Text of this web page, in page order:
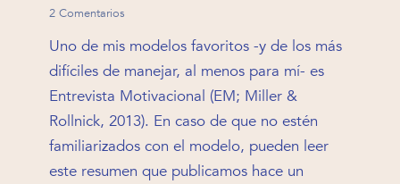
2 Comentarios
Uno de mis modelos favoritos -y de los más
difíciles de manejar, al menos para mí- es
Entrevista Motivacional (EM; Miller &
Rollnick, 2013). En caso de que no estén
familiarizados con el modelo, pueden leer
este resumen que publicamos hace un